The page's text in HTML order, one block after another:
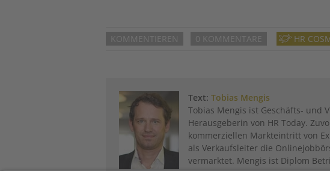
KOMMENTIEREN 0 KOMMENTARE HR
Text:Tobias Mengis
Tobias Mengis ist Geschäfts- und
Herausgeberin von HR Today.
kommerziellen Markteintritt von
als Verkaufsleiter die
vermarktet. Mengis ist Diplom